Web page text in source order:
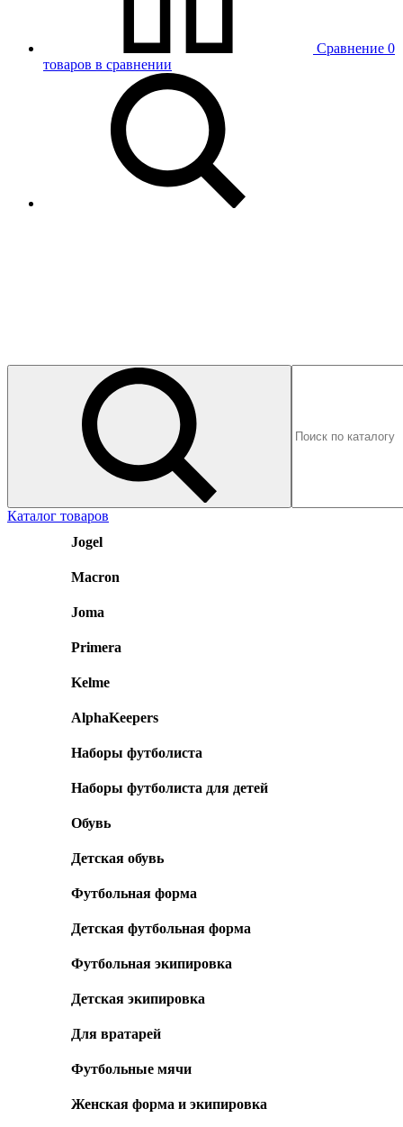
Сравнение 0
товаров в сравнении
Каталог товаров
Jogel
Macron
Joma
Primera
Kelme
AlphaKeepers
Наборы футболиста
Наборы футболиста для детей
Обувь
Детская обувь
Футбольная форма
Детская футбольная форма
Футбольная экипировка
Детская экипировка
Для вратарей
Футбольные мячи
Женская форма и экипировка